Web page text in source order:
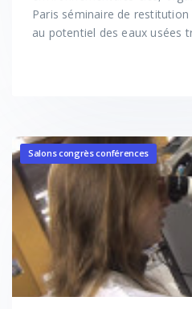
Paris séminaire de
au potentiel des eaux usées
Salons congrès conférences